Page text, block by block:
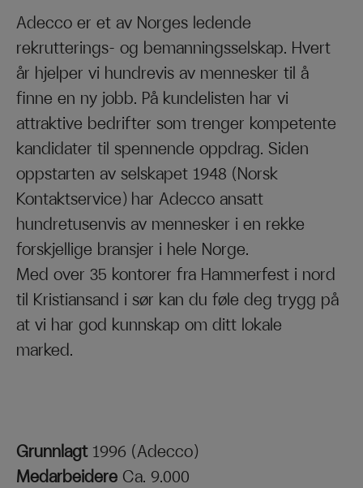
Adecco er et av Norges ledende
rekrutterings- og bemanningsselskap. Hvert
år hjelper vi hundrevis av mennesker til å
finne en ny jobb. På kundelisten har vi
attraktive bedrifter som trenger kompetente
kandidater til spennende oppdrag. Siden
oppstarten av selskapet 1948 (Norsk
Kontaktservice) har Adecco ansatt
hundretusenvis av mennesker i en rekke
forskjellige bransjer i hele Norge.
Med over 35 kontorer fra Hammerfest i nord
til Kristiansand i sør kan du føle deg trygg på
at vi har god kunnskap om ditt lokale
marked.
Grunnlagt 1996 (Adecco)
Medarbeidere Ca. 9.000